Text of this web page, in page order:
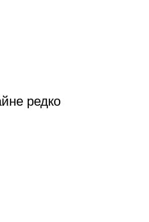
редко